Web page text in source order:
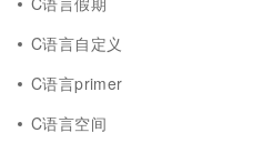
C语言自定义
C语言primer
C语言空间